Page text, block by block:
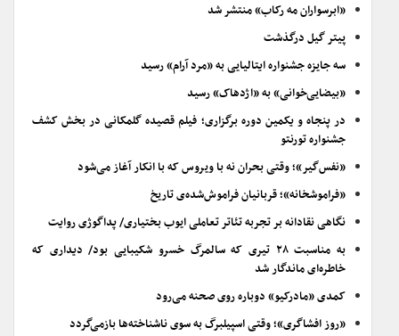
«ابرسواران مه رکاب» منتشر شد
پیتر گیل درگذشت
سه جایزه جشنواره ایتالیایی به «مرد آرام» رسید
«بیضایی‌خوانی» به «اژدهاک» رسید
در پنجاه و یکمین دوره برگزاری؛ فیلم قصیده گلمکانی در بخش کشف
جشنواره تورنتو
«نفس‌گیر»؛ وقتی بحران نه با ویروس که با انکار آغاز می‌شود
«فراموشخانه»؛ قربانیان فراموش‌شده‌ی تاریخ
نگاهی نقادانه بر تجربه تئاتر تعاملی ایوب بختیاری/ پداگوژی روایت
به مناسبت ۲۸ تیری که سالمرگ خسرو شکیبایی بود/ دیداری که
خاطره‌ای ماندگار شد
کمدی «مادرکیو» دوباره روی صحنه می‌رود
«روز افشاگری»؛ وقتی اسپیلبرگ به سوی ناشناخته‌ها بازمی‌گردد